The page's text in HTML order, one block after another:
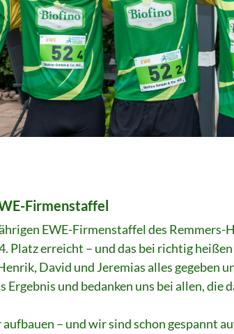
Firmenstaffel
EWE-Firmenstaffel des
Platz erreicht – und das bei richtig
David und Jeremias alles gegeben
Ergebnis und bedanken uns bei allen, die
– und wir sind schon gespannt